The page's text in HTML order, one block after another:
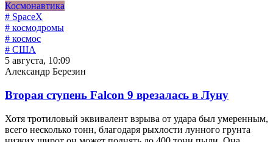
Космонавтика
# SpaceX
# космодромы
# космос
# США
5 августа, 10:09
Александр Березин
Вторая ступень Falcon 9 врезалась в Луну
Хотя тротиловый эквивалент взрыва от удара был умеренным,
всего несколько тонн, благодаря рыхлости лунного грунта